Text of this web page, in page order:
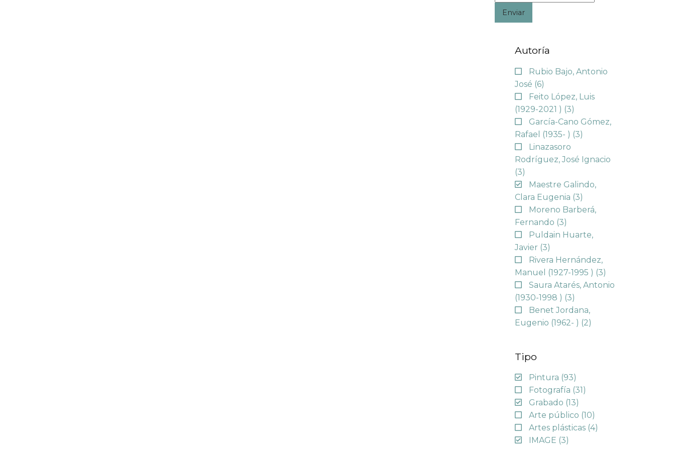
Enviar
Autoría
Rubio Bajo, Antonio
José (6)
Feito López, Luis
(1929-2021 ) (3)
García-Cano Gómez,
Rafael (1935- ) (3)
Linazasoro
Rodríguez, José Ignacio
(3)
Maestre Galindo,
Clara Eugenia (3)
Moreno Barberá,
Fernando (3)
Puldain Huarte,
Javier (3)
Rivera Hernández,
Manuel (1927-1995 ) (3)
Saura Atarés, Antonio
(1930-1998 ) (3)
Benet Jordana,
Eugenio (1962- ) (2)
Tipo
Pintura (93)
Fotografía (31)
Grabado (13)
Arte público (10)
Artes plásticas (4)
IMAGE (3)